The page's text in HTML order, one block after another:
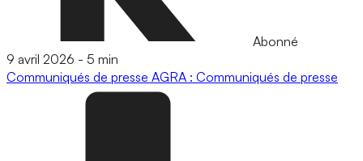
Abonné
9 avril 2026 - 5 min
Communiqués de presse AGRA : Communiqués de presse